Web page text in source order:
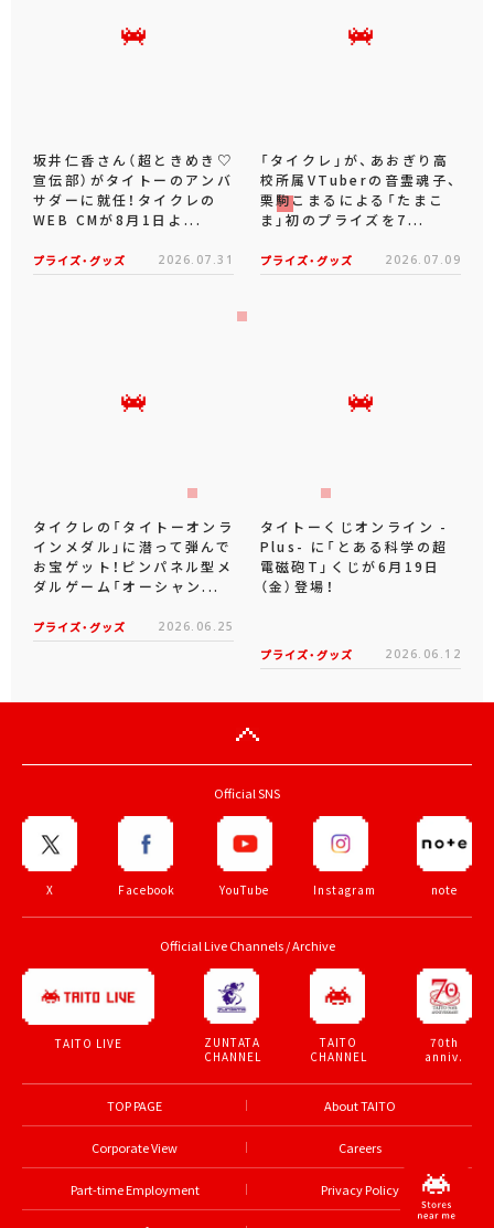
坂井仁香さん（超ときめき♡
宣伝部）がタイトーのアンバ
サダーに就任！タイクレの
WEB CMが8月1日よ...
プライズ・グッズ 2026.07.31
「タイクレ」が、あおぎり高
校所属VTuberの音霊魂子、
栗駒こまるによる「たまこ
ま」初のプライズを7...
プライズ・グッズ 2026.07.09
タイクレの「タイトーオンラ
インメダル」に潜って弾んで
お宝ゲット！ピンパネル型メ
ダルゲーム「オーシャン...
プライズ・グッズ 2026.06.25
タイトーくじオンライン -
Plus- に「とある科学の超
電磁砲T」くじが6月19日
（金）登場！
プライズ・グッズ 2026.06.12
Official SNS
X Facebook YouTube Instagram note
Official Live Channels / Archive
TAITO LIVE
ZUNTATA
CHANNEL
TAITO
CHANNEL
70th
anniv.
TOP PAGE About TAITO
Corporate View Careers
Part-time Employment Privacy Policy